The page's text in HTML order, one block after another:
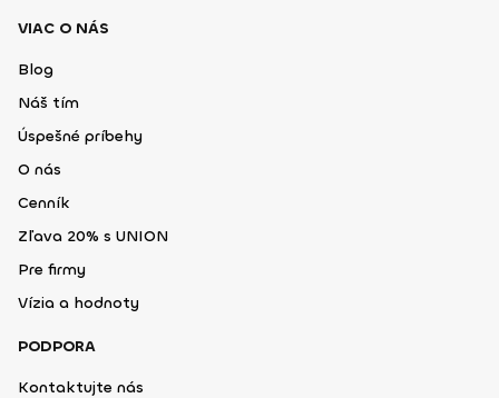
VIAC O NÁS
Blog
Náš tím
Úspešné príbehy
O nás
Cenník
Zľava 20% s UNION
Pre firmy
Vízia a hodnoty
PODPORA
Kontaktujte nás